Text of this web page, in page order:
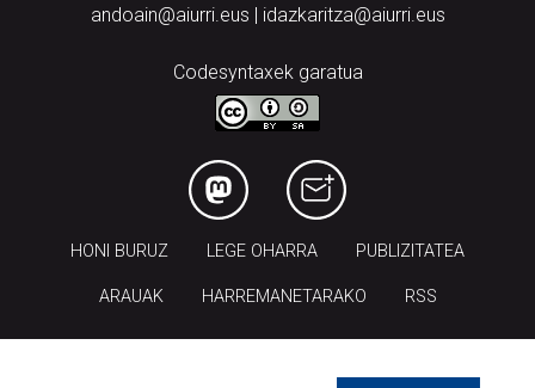
andoain@aiurri.eus | idazkaritza@aiurri.eus
Codesyntaxek garatua
HONI BURUZ LEGE OHARRA PUBLIZITATEA
ARAUAK HARREMANETARAKO RSS